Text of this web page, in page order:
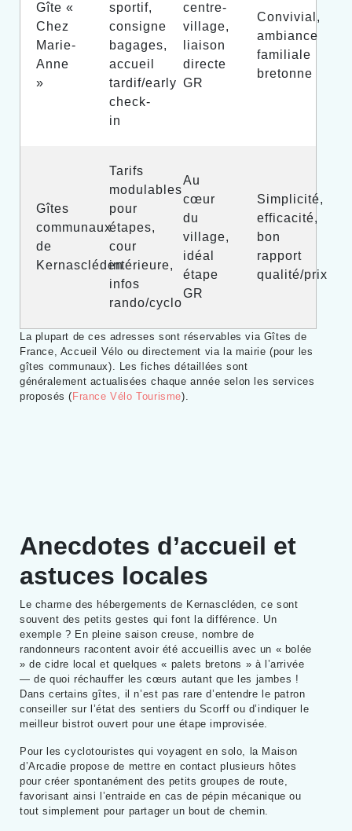
Gîte «
Chez
Marie-
Anne
»
sportif,
consigne
bagages,
accueil
tardif/early
check-
in
centre-
village,
liaison
directe
GR
Convivial,
ambiance
familiale
bretonne
Gîtes
communaux
de
Kernascléden
Tarifs
modulables
pour
étapes,
cour
intérieure,
infos
rando/cyclo
Au
cœur
du
village,
idéal
étape
GR
Simplicité,
efficacité,
bon
rapport
qualité/prix
La plupart de ces adresses sont réservables via Gîtes de
France, Accueil Vélo ou directement via la mairie (pour les
gîtes communaux). Les fiches détaillées sont
généralement actualisées chaque année selon les services
proposés ( France Vélo Tourisme).
Anecdotes d’accueil et
astuces locales
Le charme des hébergements de Kernascléden, ce sont
souvent des petits gestes qui font la différence. Un
exemple ? En pleine saison creuse, nombre de
randonneurs racontent avoir été accueillis avec un « bolée
» de cidre local et quelques « palets bretons » à l’arrivée
— de quoi réchauffer les cœurs autant que les jambes !
Dans certains gîtes, il n’est pas rare d’entendre le patron
conseiller sur l’état des sentiers du Scorff ou d’indiquer le
meilleur bistrot ouvert pour une étape improvisée.
Pour les cyclotouristes qui voyagent en solo, la Maison
d’Arcadie propose de mettre en contact plusieurs hôtes
pour créer spontanément des petits groupes de route,
favorisant ainsi l’entraide en cas de pépin mécanique ou
tout simplement pour partager un bout de chemin.